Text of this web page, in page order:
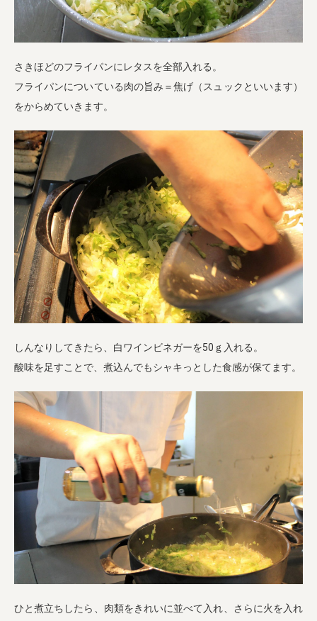
さきほどのフライパンにレタスを全部入れる。
フライパンについている肉の旨み＝焦げ（スュックといいます）
をからめていきます。
しんなりしてきたら、白ワインビネガーを50ｇ入れる。
酸味を足すことで、煮込んでもシャキっとした食感が保てます。
ひと煮立ちしたら、肉類をきれいに並べて入れ、さらに火を入れ